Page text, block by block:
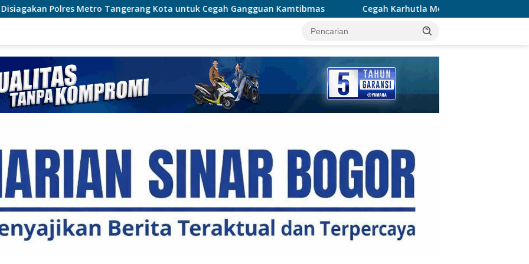
Kota untuk Cegah Gangguan Kamtibmas Cegah Karhutla Meluas, Wakapolda Riau dan Irdam XIX/TT Turun